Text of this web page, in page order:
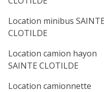
Location minibus SAINTE
CLOTILDE
Location camion hayon
SAINTE CLOTILDE
Location camionnette